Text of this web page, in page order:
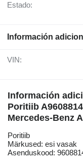
Estado:
Información
VIN:
Información
Poritiib
Mercedes-Benz
Poritiib
Märkused: esi vasak
Asenduskood: